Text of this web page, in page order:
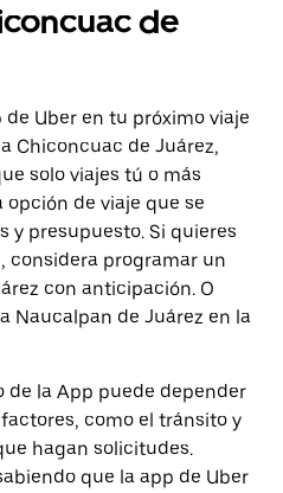
de
Uber en tu próximo viaje
Chiconcuac de Juárez,
solo viajes tú o más
de viaje que se
y presupuesto. Si quieres
considera programar un
con anticipación. O
Naucalpan de Juárez en la
de la App puede depender
como el tránsito y
hagan solicitudes.
que la app de Uber